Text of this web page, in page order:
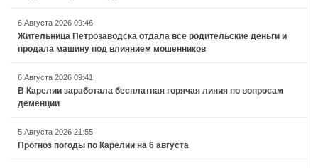
6 Августа 2026 09:46
Жительница Петрозаводска отдала все родительские деньги и
продала машину под влиянием мошенников
6 Августа 2026 09:41
В Карелии заработала бесплатная горячая линия по вопросам
деменции
5 Августа 2026 21:55
Прогноз погоды по Карелии на 6 августа